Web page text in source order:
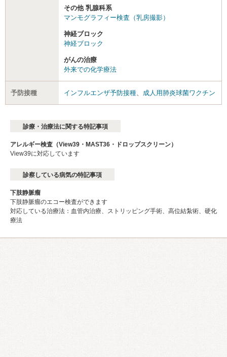
その他 乳腺科系
マンモグラフィー検査（乳房撮影）
神経ブロック
神経ブロック
がんの治療
外来での化学療法
予防接種 インフルエンザ予防接種 成人用肺炎球菌ワクチン
診療・治療法に関する特記事項
アレルギー検査（View39・MAST36・ドロップスクリーン）
View39に対応しています
診察している病気の特記事項
下肢静脈瘤
下肢静脈瘤のエコー検査ができます
対応している治療法：血管内治療、ストリッピング手術、高位結紮術、硬化
療法